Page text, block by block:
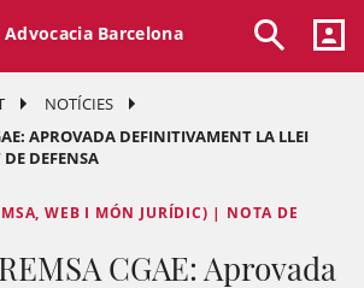
Advocacia Barcelona
NOTÍCIES
APROVADA DEFINITIVAMENT LA LLEI
DEFENSA
WEB I MÓN JURÍDIC) | NOTA DE
CGAE: Aprovada